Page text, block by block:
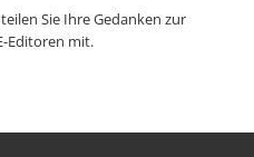
Sie Ihre Gedanken zur
Editoren mit.